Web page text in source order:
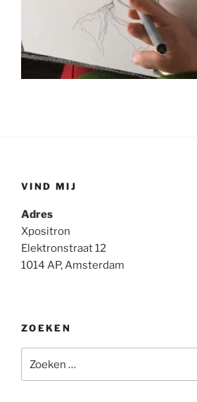
VIND MIJ
Adres
Xpositron
Elektronstraat 12
1014 AP, Amsterdam
ZOEKEN
naar: